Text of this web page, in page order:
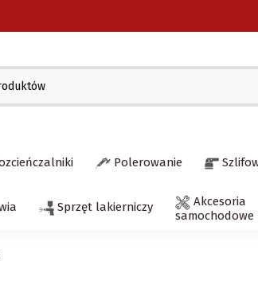
Polerowanie
Sprzęt lakierniczy
Akcesoria
samochodowe